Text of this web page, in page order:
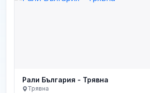
Рали България - Трявна
Трявна